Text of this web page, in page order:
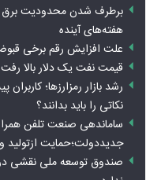
برطرف شدن محدودیت‌
هفته‌های آینده
علت افزایش رقم برخی
قیمت نفت یک دلار بالا رفت
رشد بازار رمزارزها؛
نکاتی را باید بدانند؟
ساماندهی صنعت تلفن
جدیددولت؛حمایت ازتولید
صندوق توسعه ملی نقشی